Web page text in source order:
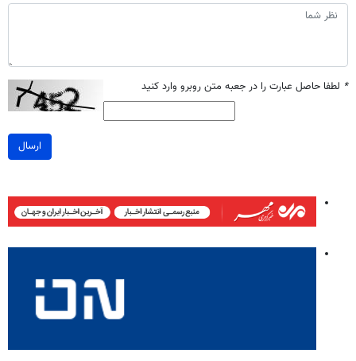
* لطفا حاصل عبارت را در جعبه متن روبرو وارد کنید
ارسال